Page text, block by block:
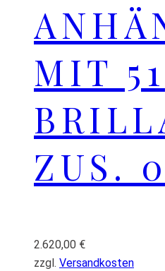
MIT 51
ZUS.
2.620,00 €
zzgl. Versandkosten